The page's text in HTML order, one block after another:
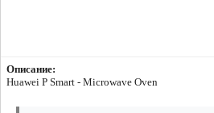
Описание:
Huawei P Smart - Microwave Oven